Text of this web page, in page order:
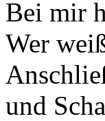
Bei mir
Wer
und